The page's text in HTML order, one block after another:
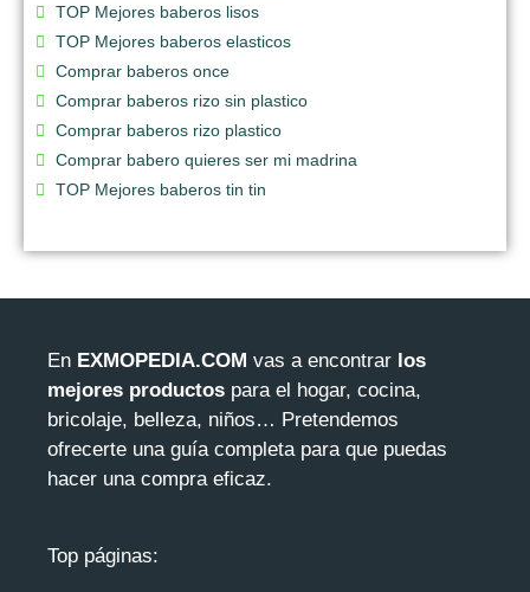
TOP Mejores baberos lisos
TOP Mejores baberos elasticos
Comprar baberos once
Comprar baberos rizo sin plastico
Comprar baberos rizo plastico
Comprar babero quieres ser mi madrina
TOP Mejores baberos tin tin
En EXMOPEDIA.COM vas a encontrar los
mejores productos para el hogar, cocina,
bricolaje, belleza, niños… Pretendemos
ofrecerte una guía completa para que puedas
hacer una compra eficaz.
Top páginas: